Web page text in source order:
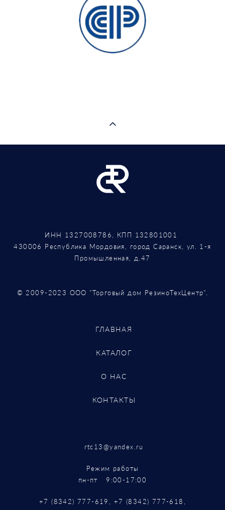
ИНН 1327008786, КПП 132801001
430006 Республика Мордовия, город Саранск, ул. 1-я
Промышленная, д.47
© 2009-2023 ООО "Торговый дом РезиноТехЦентр".
ГЛАВНАЯ
КАТАЛОГ
О НАС
КОНТАКТЫ
rtc13@yandex.ru
Режим работы
пн-пт 9:00-17:00
+7 (8342) 777-619, +7 (8342) 777-618,